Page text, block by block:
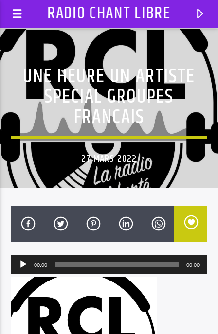
RADIO CHANT LIBRE
EN CE MOMENT
AUTODJ: BMP PROD
Radio Chant Libre
UNE HEURE UN ARTISTE
SPECIAL GROUPES
FRANCAIS
27 MARS 2022
Lecteur
audio
00:00 00:00